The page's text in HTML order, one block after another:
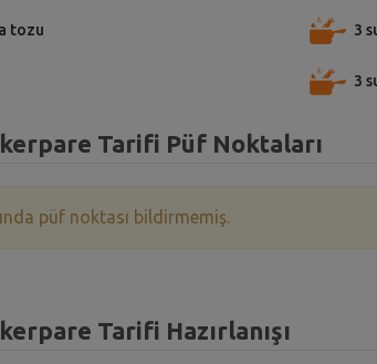
tozu 3
3
Tarifi Püf Noktaları
püf noktası bildirmemiş.
Tarifi Hazırlanışı